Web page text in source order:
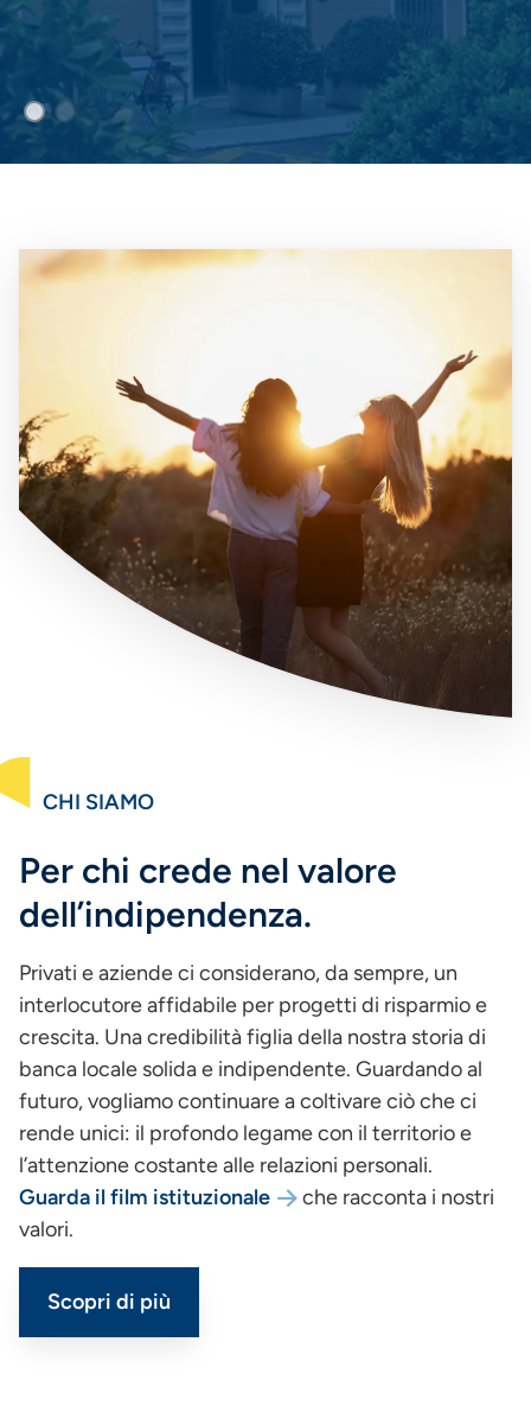
Immagine
CHI SIAMO
Per chi crede nel valore
dell’indipendenza.
Privati e aziende ci considerano, da sempre, un
interlocutore affidabile per progetti di risparmio e
crescita. Una credibilità figlia della nostra storia di
banca locale solida e indipendente. Guardando al
futuro, vogliamo continuare a coltivare ciò che ci
rende unici: il profondo legame con il territorio e
l’attenzione costante alle relazioni personali.
Guarda il film istituzionale
che racconta i nostri
valori.
Scopri di più